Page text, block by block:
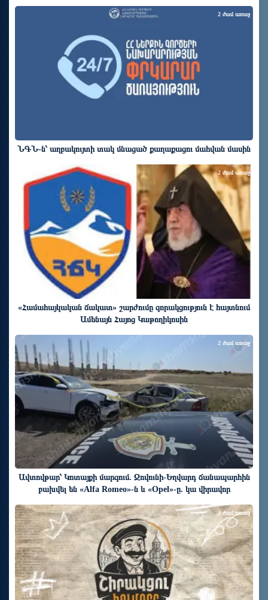
ՆԳՆ-ն՝ աղբակույտի տակ մնացած քաղաքացու մահվան մասին
2 ժամ առաջ
«Համահայկական ճակատ» շարժումը զորակցություն է հայտնում
Ամենայն Հայոց Կաթողիկոսին
2 ժամ առաջ
Ավտովթար՝ Կոտայքի մարզում. Զովունի-Եղվարդ ճանապարհին
բախվել են «Alfa Romeo»-ն և «Opel»-ը. կա վիրավոր
2 ժամ առաջ
3 ժամ առաջ